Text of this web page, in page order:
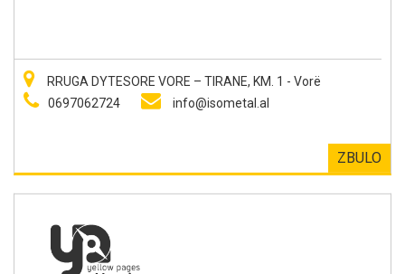
RRUGA DYTESORE VORE – TIRANE, KM. 1 - Vorë
0697062724
info@isometal.al
ZBULO